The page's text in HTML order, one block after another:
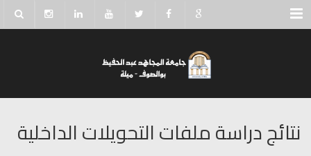
Menu
نتائج دراسة ملفات التحويلات الداخلية